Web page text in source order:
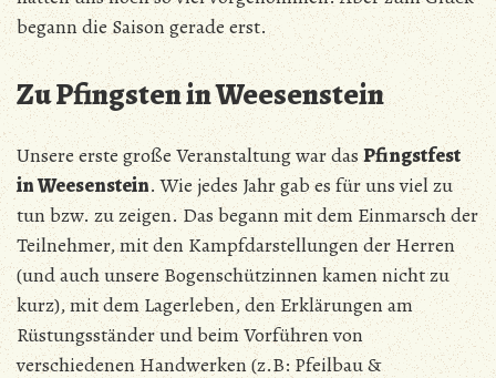
begann die Saison gerade erst.
Zu Pfingsten in Weesenstein
Unsere erste große Veranstaltung war dasPfingstfest
in Weesenstein. Wie jedes Jahr gab es für uns viel zu
tun bzw. zu zeigen. Das begann mit dem Einmarsch der
Teilnehmer, mit den Kampfdarstellungen der Herren
(und auch unsere Bogenschützinnen kamen nicht zu
kurz), mit dem Lagerleben, den Erklärungen am
Rüstungsständer und beim Vorführen von
verschiedenen Handwerken (z.B: Pfeilbau &